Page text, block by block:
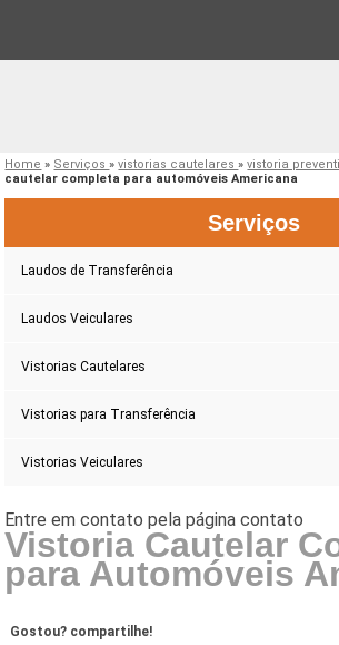
Home » Serviços»vistorias cautelares»vistoria
cautelar completa para automóveis Americana
Serviços
Laudos de Transferência
Laudos Veiculares
Vistorias Cautelares
Vistorias para Transferência
Vistorias Veiculares
Vistoria Cautelar
para Automóveis
Gostou? compartilhe!